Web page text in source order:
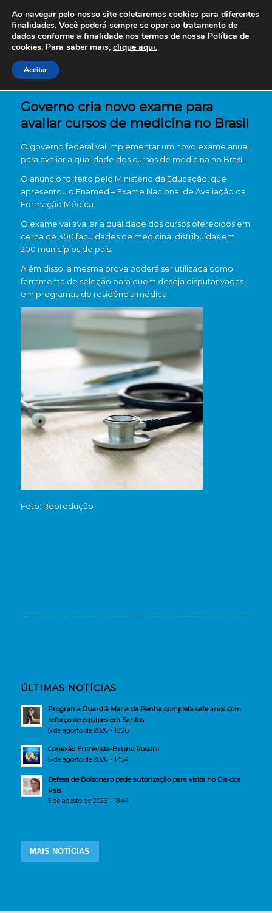
Governo cria novo exame para
avaliar cursos de medicina no Brasil
O governo federal vai implementar um novo exame anual
para avaliar a qualidade dos cursos de medicina no Brasil.
O anúncio foi feito pelo Ministério da Educação, que
apresentou o Enamed – Exame Nacional de Avaliação da
Formação Médica.
O exame vai avaliar a qualidade dos cursos oferecidos em
cerca de 300 faculdades de medicina, distribuídas em
200 municípios do país.
Além disso, a mesma prova poderá ser utilizada como
ferramenta de seleção para quem deseja disputar vagas
em programas de residência médica.
Foto: Reprodução
ÚLTIMAS NOTÍCIAS
Programa Guardiã Maria da Penha completa sete anos com
reforço de equipes em Santos
6 de agosto de 2026 - 18:26
Conexão Entrevista-Bruno Rossini
6 de agosto de 2026 - 17:34
Defesa de Bolsonaro pede autorização para visita no Dia dos
Pais
5 de agosto de 2026 - 18:44
MAIS NOTÍCIAS
Ao navegar pelo nosso site coletaremos cookies para diferentes
finalidades. Você poderá sempre se opor ao tratamento de
dados conforme a finalidade nos termos de nossa Política de
cookies. Para saber mais, clique aqui.
Aceitar